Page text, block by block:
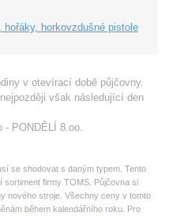
hořáky, horkovzdušné pistole
v otevírací době půjčovny.
však následující den
PONDĚLÍ 8.oo.
se shodovat s daným typem. Tento
firmy TOMS. Půjčovna si
nového stroje. Všechny ceny v tomto
během kalendářního roku. Pro